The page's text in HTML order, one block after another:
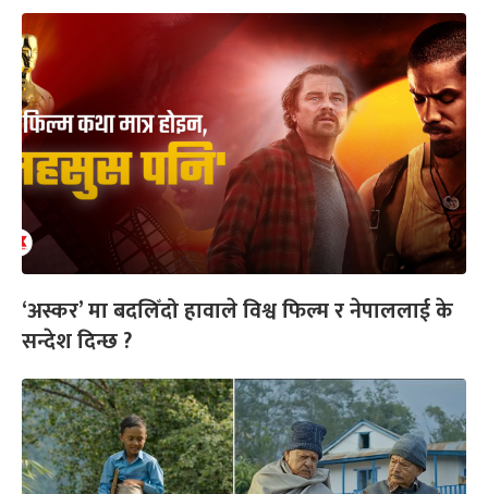
‘अस्कर’ मा बदलिँदो हावाले विश्व फिल्म र नेपाललाई के
सन्देश दिन्छ ?